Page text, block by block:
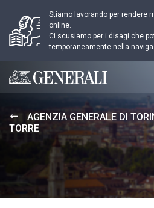
Stiamo lavorando per rendere
online.
Ci scusiamo per i disagi che
temporaneamente nella
Generali logo
AGENZIA GENERALE DI
TORRE